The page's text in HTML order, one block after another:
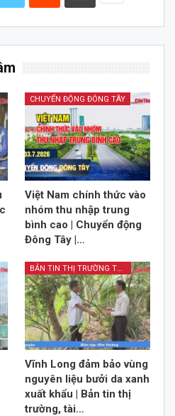
CHUYỂN ĐỘNG ĐÔNG TÂY
Việt Nam chính thức vào
nhóm thu nhập trung
bình cao | Chuyển động
Đông Tây |…
BẢN TIN THỊ TRƯỜNG TÀI CHÍNH KINH DOANH
Vĩnh Long đảm bảo vùng
nguyên liệu bưởi da xanh
xuất khẩu | Bản tin thị
trường, tài…